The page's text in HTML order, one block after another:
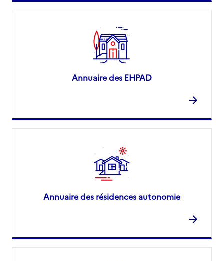
Annuaire des EHPAD
Annuaire des résidences autonomie